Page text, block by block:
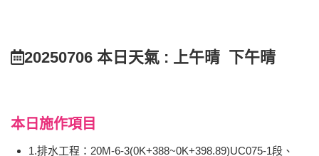
20250706 本日天氣 : 上午晴 下午晴
本日施作項目
1.排水工程：20M-6-3(0K+388~0K+398.89)UC075-1段、